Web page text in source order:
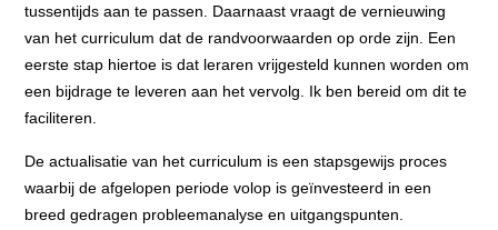
tussentijds aan te passen. Daarnaast vraagt de vernieuwing
van het curriculum dat de randvoorwaarden op orde zijn. Een
eerste stap hiertoe is dat leraren vrijgesteld kunnen worden om
een bijdrage te leveren aan het vervolg. Ik ben bereid om dit te
faciliteren.
De actualisatie van het curriculum is een stapsgewijs proces
waarbij de afgelopen periode volop is geïnvesteerd in een
breed gedragen probleemanalyse en uitgangspunten.